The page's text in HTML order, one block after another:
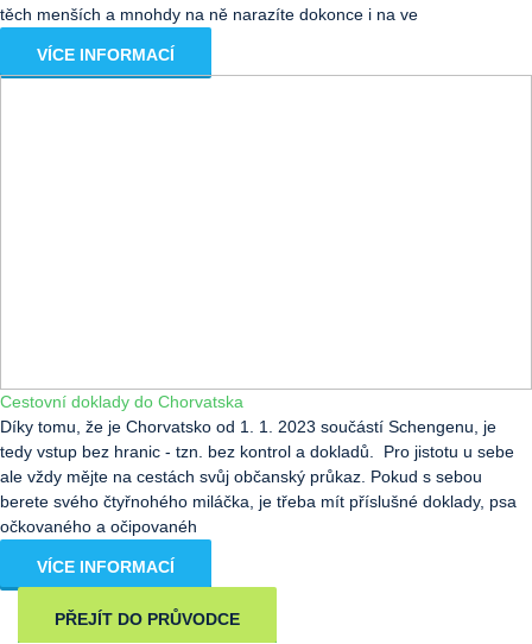
těch menších a mnohdy na ně narazíte dokonce i na ve
VÍCE INFORMACÍ
Cestovní doklady do Chorvatska
Díky tomu, že je Chorvatsko od 1. 1. 2023 součástí Schengenu, je
tedy vstup bez hranic - tzn. bez kontrol a dokladů. Pro jistotu u sebe
ale vždy mějte na cestách svůj občanský průkaz. Pokud s sebou
berete svého čtyřnohého miláčka, je třeba mít příslušné doklady, psa
očkovaného a očipovanéh
VÍCE INFORMACÍ
PŘEJÍT DO PRŮVODCE